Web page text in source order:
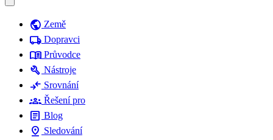
public Země
local_shipping Dopravci
menu_book Průvodce
build Nástroje
compare_arrows Srovnání
groups Řešení pro
article Blog
pin_drop Sledování